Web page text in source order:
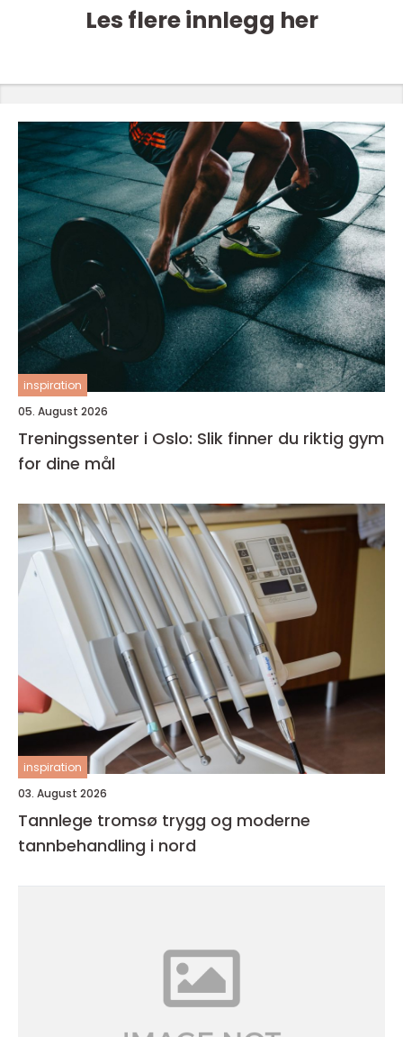
Les flere innlegg her
inspiration
05. August 2026
Treningssenter i Oslo: Slik finner du riktig gym
for dine mål
inspiration
03. August 2026
Tannlege tromsø trygg og moderne
tannbehandling i nord